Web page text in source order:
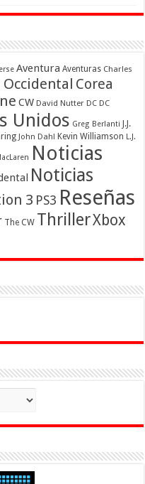
Aventura Aventuras Charles
Occidental Corea
CW David Nutter DC DC
Unidos Greg Berlanti J.J.
John Dahl Kevin Williamson L.J.
Noticias
Noticias
3 PS3 Reseñas
The CW ThrillerXbox